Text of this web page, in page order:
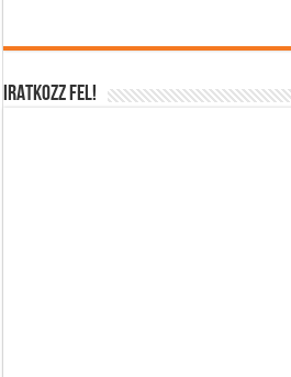
IRATKOZZ FEL!